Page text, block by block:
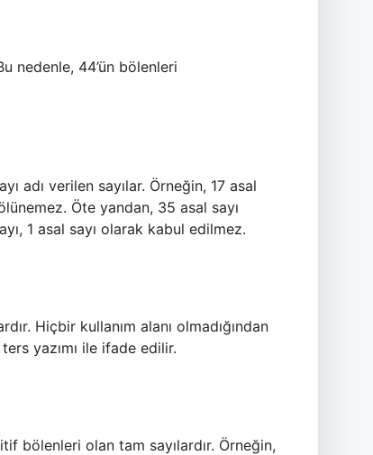
nedenle, 44’ün bölenleri
adı verilen sayılar. Örneğin, 17 asal
Öte yandan, 35 asal sayı
1 asal sayı olarak kabul edilmez.
Hiçbir kullanım alanı olmadığından
yazımı ile ifade edilir.
bölenleri olan tam sayılardır. Örneğin,